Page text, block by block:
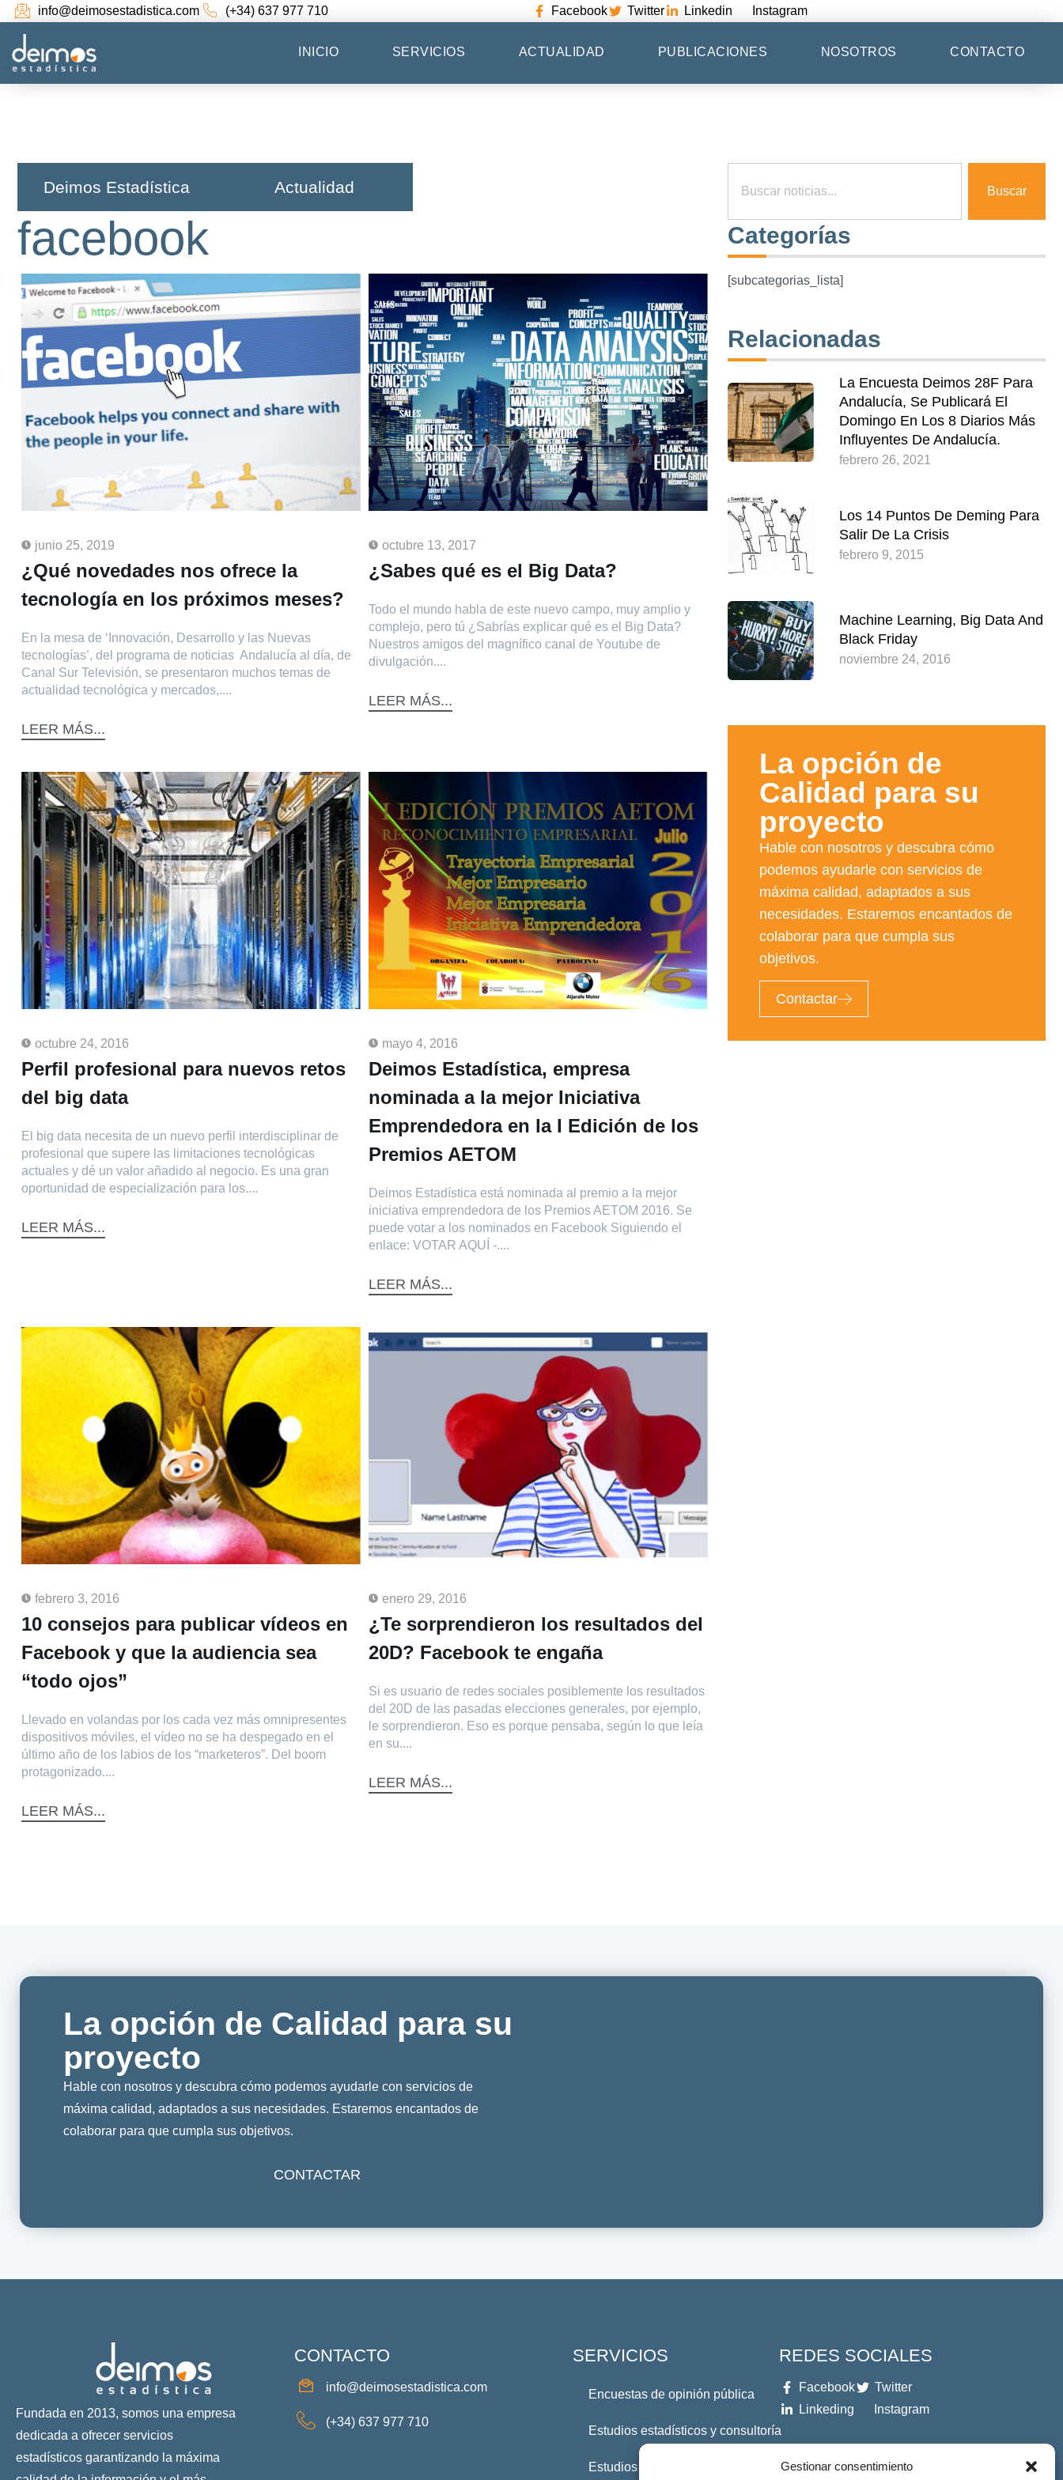
Gestionar consentimiento
info@deimosestadistica.com (+34) 637 977 710 Facebook Twitter Linkedin Instagram
INICIO SERVICIOS ACTUALIDAD PUBLICACIONES NOSOTROS CONTACTO
Buscar
Categorías
[subcategorias_lista]
Relacionadas
La Encuesta Deimos 28F Para
Andalucía, Se Publicará El
Domingo En Los 8 Diarios Más
Influyentes De Andalucía.
febrero 26, 2021
Los 14 Puntos De Deming Para
Salir De La Crisis
febrero 9, 2015
Machine Learning, Big Data And
Black Friday
noviembre 24, 2016
La opción de
Calidad para su
proyecto​
Hable con nosotros y descubra cómo
podemos ayudarle con servicios de
máxima calidad, adaptados a sus
necesidades. Estaremos encantados de
colaborar para que cumpla sus
objetivos.
Contactar
Deimos Estadística​ Actualidad
facebook
junio 25, 2019
¿Qué novedades nos ofrece la
tecnología en los próximos meses?
En la mesa de ‘Innovación, Desarrollo y las Nuevas
tecnologías’, del programa de noticias Andalucía al día, de
Canal Sur Televisión, se presentaron muchos temas de
actualidad tecnológica y mercados,....
LEER MÁS...
octubre 13, 2017
¿Sabes qué es el Big Data?
Todo el mundo habla de este nuevo campo, muy amplio y
complejo, pero tú ¿Sabrías explicar qué es el Big Data?
Nuestros amigos del magnífico canal de Youtube de
divulgación....
LEER MÁS...
octubre 24, 2016
Perfil profesional para nuevos retos
del big data
El big data necesita de un nuevo perfil interdisciplinar de
profesional que supere las limitaciones tecnológicas
actuales y dé un valor añadido al negocio. Es una gran
oportunidad de especialización para los....
LEER MÁS...
mayo 4, 2016
Deimos Estadística, empresa
nominada a la mejor Iniciativa
Emprendedora en la I Edición de los
Premios AETOM
Deimos Estadística está nominada al premio a la mejor
iniciativa emprendedora de los Premios AETOM 2016. Se
puede votar a los nominados en Facebook Siguiendo el
enlace: VOTAR AQUÍ -....
LEER MÁS...
febrero 3, 2016
10 consejos para publicar vídeos en
Facebook y que la audiencia sea
“todo ojos”
Llevado en volandas por los cada vez más omnipresentes
dispositivos móviles, el vídeo no se ha despegado en el
último año de los labios de los “marketeros”. Del boom
protagonizado....
LEER MÁS...
enero 29, 2016
¿Te sorprendieron los resultados del
20D? Facebook te engaña
Si es usuario de redes sociales posiblemente los resultados
del 20D de las pasadas elecciones generales, por ejemplo,
le sorprendieron. Eso es porque pensaba, según lo que leía
en su....
LEER MÁS...
La opción de Calidad para su
proyecto
Hable con nosotros y descubra cómo podemos ayudarle con servicios de
máxima calidad, adaptados a sus necesidades. Estaremos encantados de
colaborar para que cumpla sus objetivos.
CONTACTAR
Fundada en 2013, somos una empresa
dedicada a ofrecer servicios
estadísticos garantizando la máxima
CONTACTO
info@deimosestadistica.com
(+34) 637 977 710
SERVICIOS
Encuestas de opinión pública
Estudios estadísticos y consultoría
Estudios Profesionales
REDES SOCIALES
Facebook
Twitter
Linkeding
Instagram